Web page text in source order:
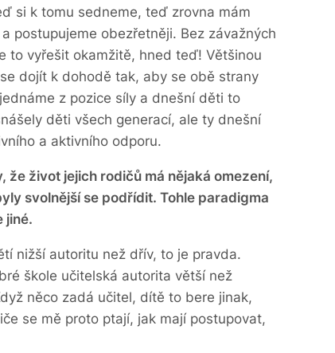
si k tomu sedneme, teď zrovna mám
postupujeme obezřetněji. Bez závažných
to vyřešit okamžitě, hned teď! Většinou
dojít k dohodě tak, aby se obě strany
z pozice síly a dnešní děti to
děti všech generací, ale ty dnešní
a aktivního odporu.
že život jejich rodičů má nějaká omezení,
svolnější se podřídit. Tohle paradigma
jiné.
nižší autoritu než dřív, to je pravda.
škole učitelská autorita větší než
něco zadá učitel, dítě to bere jinak,
se mě proto ptají, jak mají postupovat,